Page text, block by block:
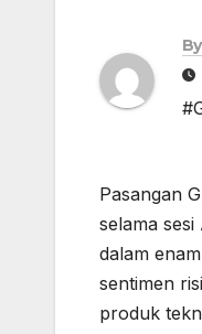
By
Pasangan
selama
dalam
sentimen
produk